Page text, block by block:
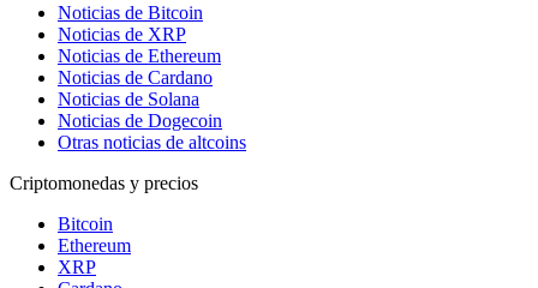
Noticias de Bitcoin
Noticias de XRP
Noticias de Ethereum
Noticias de Cardano
Noticias de Solana
Noticias de Dogecoin
Otras noticias de altcoins
Criptomonedas y precios
Bitcoin
Ethereum
XRP